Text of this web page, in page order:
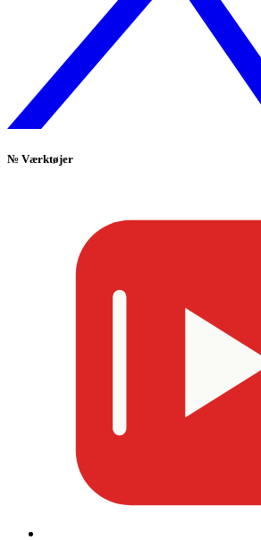
№ Værktøjer